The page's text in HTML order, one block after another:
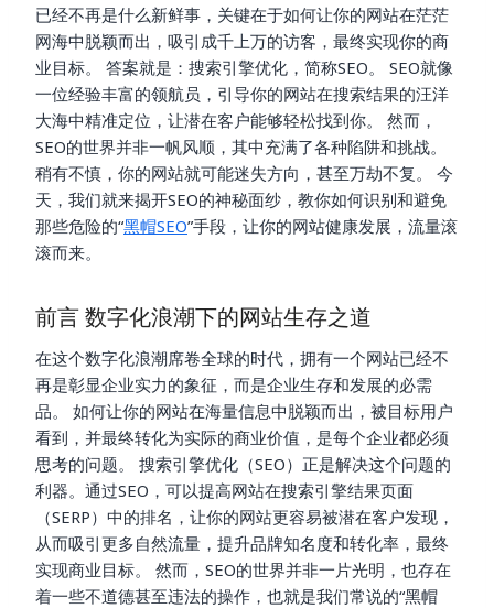
已经不再是什么新鲜事，关键在于如何让你的网站在茫茫
网海中脱颖而出，吸引成千上万的访客，最终实现你的商
业目标。 答案就是：搜索引擎优化，简称SEO。 SEO就像
一位经验丰富的领航员，引导你的网站在搜索结果的汪洋
大海中精准定位，让潜在客户能够轻松找到你。 然而，
SEO的世界并非一帆风顺，其中充满了各种陷阱和挑战。
稍有不慎，你的网站就可能迷失方向，甚至万劫不复。 今
天，我们就来揭开SEO的神秘面纱，教你如何识别和避免
那些危险的“黑帽SEO”手段，让你的网站健康发展，流量滚
滚而来。
前言 数字化浪潮下的网站生存之道
在这个数字化浪潮席卷全球的时代，拥有一个网站已经不
再是彰显企业实力的象征，而是企业生存和发展的必需
品。 如何让你的网站在海量信息中脱颖而出，被目标用户
看到，并最终转化为实际的商业价值，是每个企业都必须
思考的问题。 搜索引擎优化（SEO）正是解决这个问题的
利器。通过SEO，可以提高网站在搜索引擎结果页面
（SERP）中的排名，让你的网站更容易被潜在客户发现，
从而吸引更多自然流量，提升品牌知名度和转化率，最终
实现商业目标。 然而，SEO的世界并非一片光明，也存在
着一些不道德甚至违法的操作，也就是我们常说的“黑帽